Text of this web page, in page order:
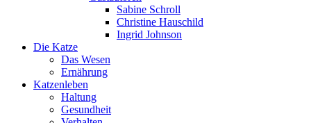
Sabine Schroll
Christine Hauschild
Ingrid Johnson
Die Katze
Das Wesen
Ernährung
Katzenleben
Haltung
Gesundheit